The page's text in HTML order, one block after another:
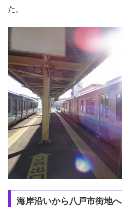
た。
海岸沿いから八戸市街地へ